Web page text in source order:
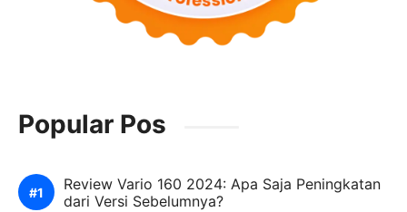
Popular Pos
Review Vario 160 2024: Apa Saja Peningkatan
dari Versi Sebelumnya?